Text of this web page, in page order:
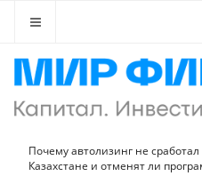
Почему автолизинг не сработал
Казахстане и отменят ли